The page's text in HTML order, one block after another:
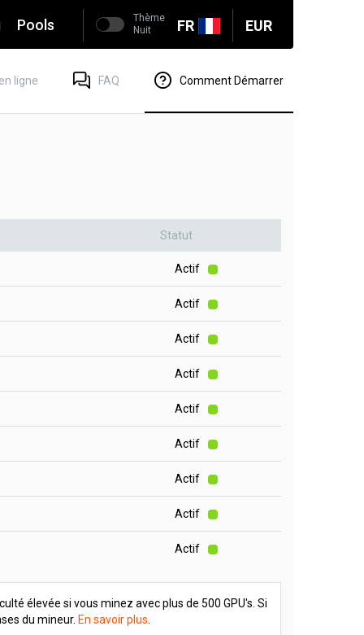
FR EUR
Pools
Thème
Nuit
ligne FAQ Comment Démarrer
Statut
Actif
Actif
Actif
Actif
Actif
Actif
Actif
Actif
Actif
élevée si vous minez avec plus de 500 GPU's. Si
du mineur. En savoir plus